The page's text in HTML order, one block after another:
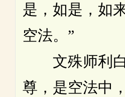
是，如是，如
空法。”
文殊师利白
尊，是空法中